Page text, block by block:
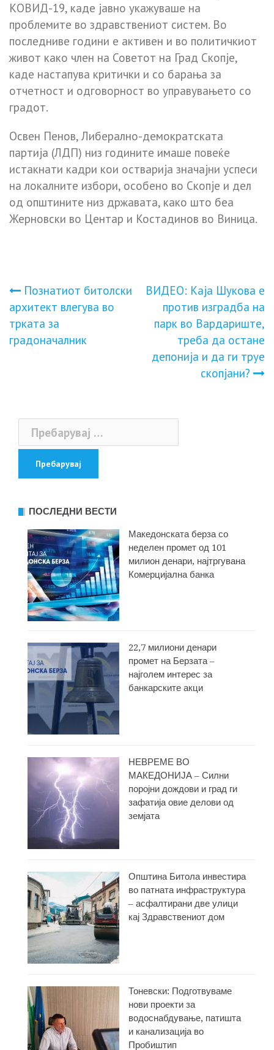
КОВИД-19, каде јавно укажуваше на
проблемите во здравствениот систем. Во
последниве години е активен и во политичкиот
живот како член на Советот на Град Скопје,
каде настапува критички и со барања за
отчетност и одговорност во управувањето со
градот.
Освен Пенов, Либерално-демократската
партија (ЛДП) низ годините имаше повеќе
истакнати кадри кои остварија значајни успеси
на локалните избори, особено во Скопје и дел
од општините низ државата, како што беа
Жерновски во Центар и Костадинов во Виница.
Навигација
на
напис
Познатиот битолски
архитект влегува во
трката за
градоначалник
ВИДЕО: Каја Шукова е
против изградба на
парк во Вардариште,
треба да остане
депонија и да ги труе
скопјани?
Пребарувај
за:
ПОСЛЕДНИ ВЕСТИ
Македонската берза со
неделен промет од 101
милион денари, најтргувана
Комерцијална банка
22,7 милиони денари
промет на Берзата –
најголем интерес за
банкарските акци
НЕВРЕМЕ ВО
МАКЕДОНИЈА – Силни
поројни дождови и град ги
зафатија овие делови од
земјата
Општина Битола инвестира
во патната инфраструктура
– асфалтирани две улици
кај Здравствениот дом
Тоневски: Подготвуваме
нови проекти за
водоснабдување, патишта
и канализација во
Пробиштип